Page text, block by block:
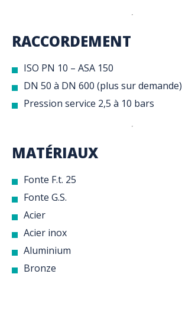
RACCORDEMENT
ISO PN 10 – ASA 150
DN 50 à DN 600 (plus sur demande)
Pression service 2,5 à 10 bars
MATÉRIAUX
Fonte F.t. 25
Fonte G.S.
Acier
Acier inox
Aluminium
Bronze